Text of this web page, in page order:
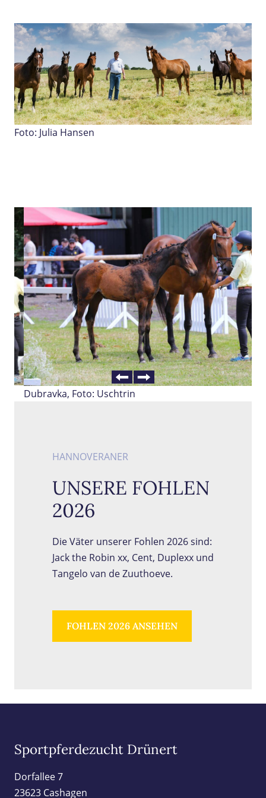
Foto: Julia Hansen
Dubravka, Foto: Uschtrin
Rückwärts
Vorwärts
HANNOVERANER
UNSERE FOHLEN
2026
Die Väter unserer Fohlen 2026 sind:
Jack the Robin xx, Cent, Duplexx und
Tangelo van de Zuuthoeve.
FOHLEN 2026 ANSEHEN
Sportpferdezucht Drünert
Dorfallee 7
23623 Cashagen